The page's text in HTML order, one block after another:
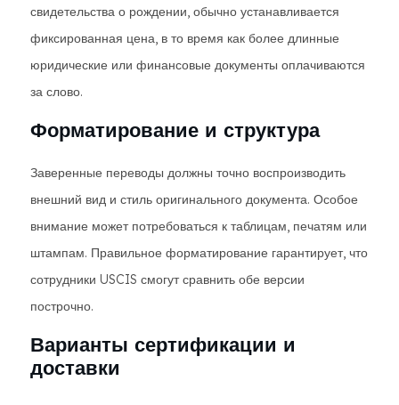
свидетельства о рождении, обычно устанавливается
фиксированная цена, в то время как более длинные
юридические или финансовые документы оплачиваются
за слово.
Форматирование и структура
Заверенные переводы должны точно воспроизводить
внешний вид и стиль оригинального документа. Особое
внимание может потребоваться к таблицам, печатям или
штампам. Правильное форматирование гарантирует, что
сотрудники USCIS смогут сравнить обе версии
построчно.
Варианты сертификации и
доставки